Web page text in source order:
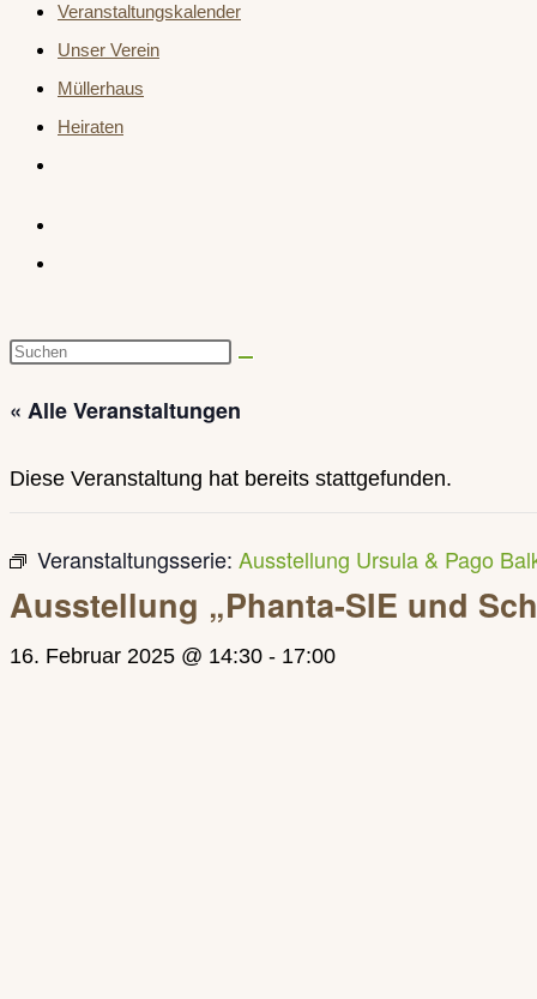
panel.
Veranstaltungskalender
Unser Verein
Müllerhaus
Heiraten
Diese
durchsuchen
« Alle Veranstaltungen
Diese Veranstaltung hat bereits stattgefunden.
Veranstaltungsserie: Ausstellung Ursula & Pago
Ausstellung „Phanta-SIE und
16. Februar 2025 @ 14:30 - 17:00